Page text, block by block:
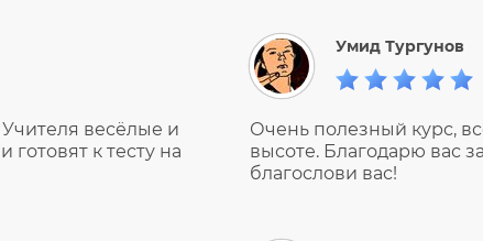
весёлые и
к тесту на
Умид Тургунов
Очень полезный курс,
высоте. Благодарю вас
благослови вас!